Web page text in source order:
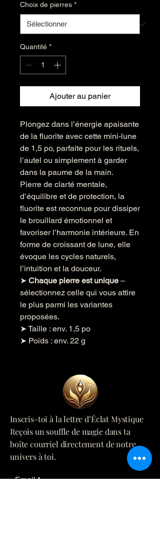
Choix de pierres *
Quantité *
Ajouter au panier
Plongez dans l’énergie apaisante
de la fluorite avec cette mini-lune
de 1,5 po, parfaite pour les rituels,
l’autel ou simplement à garder
dans la paume de la main.
Pierre de clarté mentale,
d’équilibre et de protection, la
fluorite est reconnue pour dissiper
le brouillard émotionnel et
favoriser l’harmonie intérieure. En
forme de croissant de lune, elle
évoque les cycles naturels,
l’intuition et la douceur.
➤ Chaque pierre est unique –
sélectionnez celle qui vous attire
le plus parmi les variantes
proposées.
➤ Taille : env. 1,5 po
➤ Poids : env. 22 g
Inscris-toi à la lettre d’Éclat Mystique
Reçois un souffle de magie dans ta
boîte courriel directement de notre
univers à toi.
Email *